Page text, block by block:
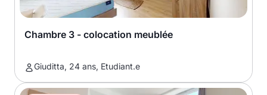
Chambre 3 - colocation meublée
Giuditta, 24 ans, Etudiant.e